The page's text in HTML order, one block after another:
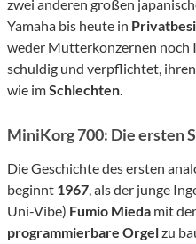
zwei anderen großen
Yamaha bis heute in
weder Mutterkonzernen noch
schuldig und verpflichtet,
wie imSchlechten.
MiniKorg 700: Die ersten
Die Geschichte des ersten
beginnt 1967, als der junge
Uni-Vibe) Fumio Mieda mit
programmierbare Orgelzu